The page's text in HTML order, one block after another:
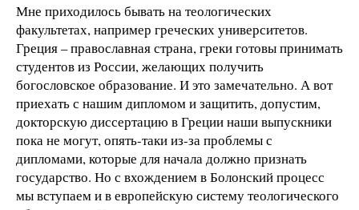
Мне приходилось бывать на теологических
факультетах, например греческих университетов.
Греция – православная страна, греки готовы принимать
студентов из России, желающих получить
богословское образование. И это замечательно. А вот
приехать с нашим дипломом и защитить, допустим,
докторскую диссертацию в Греции наши выпускники
пока не могут, опять-таки из-за проблемы с
дипломами, которые для начала должно признать
государство. Но с вхождением в Болонский процесс
мы вступаем и в европейскую систему теологического